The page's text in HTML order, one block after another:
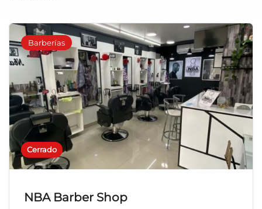
Cerrado
Barberías
NBA Barber Shop